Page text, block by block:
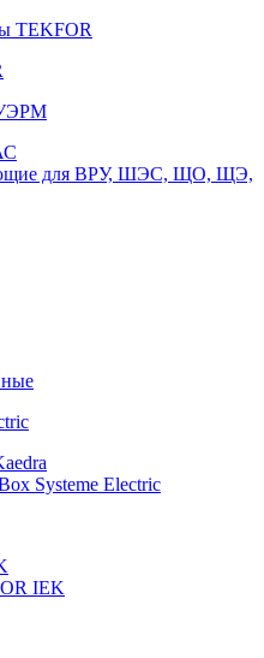
TEKFOR
для ВРУ, ШЭС, ЩО, ЩЭ,
Systeme Electric
IEK